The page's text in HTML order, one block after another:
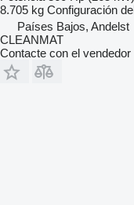
8.705 kg Configuración
Países Bajos, Andelst
CLEANMAT
Contacte con el vendedor